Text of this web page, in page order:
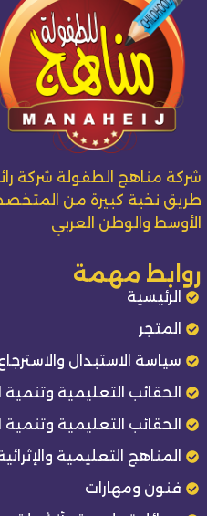
شركة مناهج الطفولة شركة
طريق نخبة كبيرة من
الأوسط والوطن العربي
روابط مهمة
الرئيسية
المتجر
سياسة الاستبدال
الحقائب التعليمية وتنمية
الحقائب التعليمية وتنمية
المناهج التعليمية
فنون ومهارات